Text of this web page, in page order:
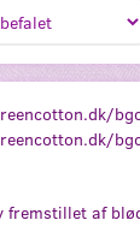
fremstillet af